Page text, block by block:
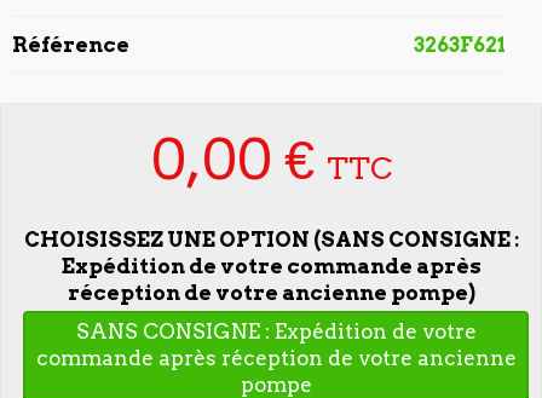
Référence 3263F621
0,00 € TTC
CHOISISSEZ UNE OPTION (SANS CONSIGNE :
Expédition de votre commande après
réception de votre ancienne pompe)
SANS CONSIGNE : Expédition de votre
commande après réception de votre ancienne
pompe